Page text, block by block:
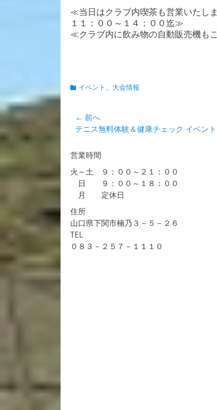
≪当日はクラブ内喫茶も営業いたし
１１：００～１４：００迄≫
≪クラブ内に飲み物の自動販売機も
カ
ー
イベント 、 大会情報
投
稿
ナ
ビ
ゲ
ー
シ
ョ
ン
← 前へ
前
投
テニス無料体験＆健康チェック イベン
営業時間
火～土 ９：００～２１：００
日 ９：００～１８：００
月 定休日
住所
山口県下関市楠乃３－５－２６
TEL
０８３－２５７－１１１０